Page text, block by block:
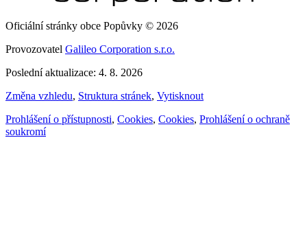
Oficiální stránky obce Popůvky © 2026
Provozovatel Galileo Corporation s.r.o.
Poslední aktualizace: 4. 8. 2026
Změna vzhledu, Struktura stránek, Vytisknout
Prohlášení o přístupnosti, Cookies, Cookies, Prohlášení o ochraně
soukromí